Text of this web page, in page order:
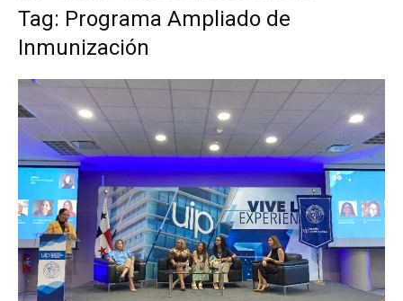
Tag: Programa Ampliado de
Inmunización